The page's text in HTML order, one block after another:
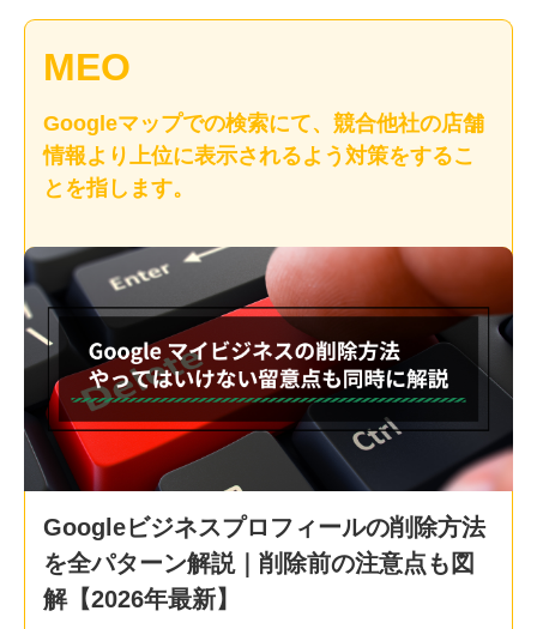
MEO
Googleマップでの検索にて、競合他社の店舗
情報より上位に表示されるよう対策をするこ
とを指します。
Googleビジネスプロフィールの削除方法
を全パターン解説｜削除前の注意点も図
解【2026年最新】